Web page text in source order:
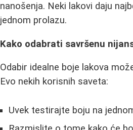
nanošenja. Neki lakovi daju
jednom prolazu.
Kako odabrati savršenu
Odabir idealne boje lakova
Evo nekih korisnih saveta:
Uvek testirajte boju na